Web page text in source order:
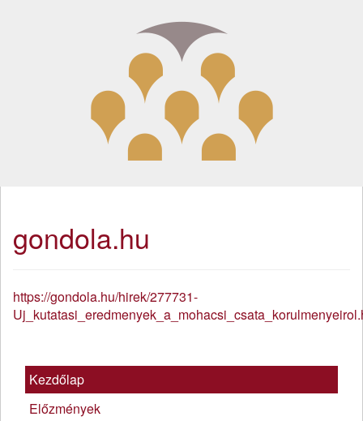
gondola.hu
https://gondola.hu/hirek/277731-
Kezdőlap
Előzmények